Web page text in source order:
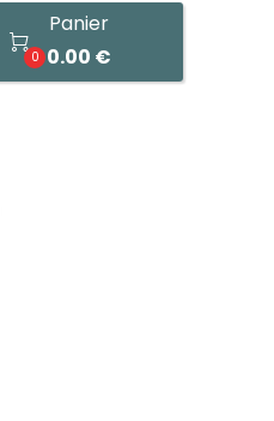

0
Panier
0.00 €